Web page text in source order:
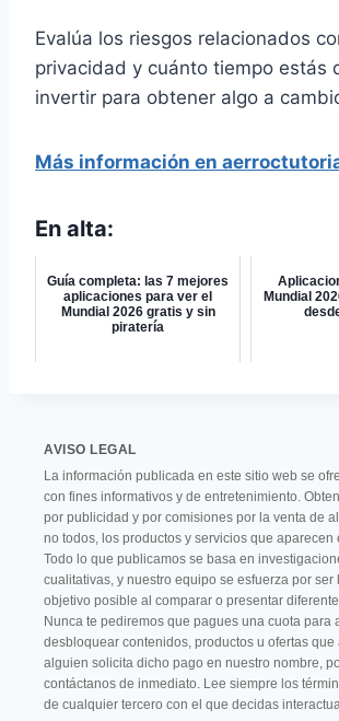
Evalúa los riesgos relacionados
privacidad y cuánto tiempo estás
invertir para obtener algo a
Más información en
En alta:
Guía completa: las 7 mejores
aplicaciones para ver el
Mundial 2026 gratis y sin
piratería
Mundial
AVISO LEGAL
La información publicada en este sitio web se
con fines informativos y de entretenimiento.
por publicidad y por comisiones por la venta de
no todos, los productos y servicios que aparecen
Todo lo que publicamos se basa en
cualitativas, y nuestro equipo se esfuerza por ser
objetivo posible al comparar o presentar
Nunca te pediremos que pagues una cuota para
desbloquear contenidos, productos u ofertas que
alguien solicita dicho pago en nuestro nombre,
contáctanos de inmediato. Lee siempre los
de cualquier tercero con el que decidas